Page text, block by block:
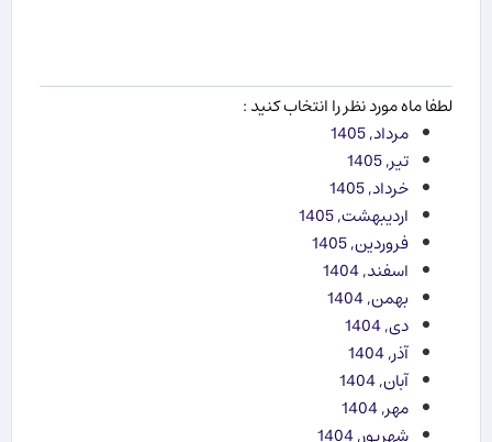
لطفا ماه مورد نظر را انتخاب کنید :
مرداد, 1405
تیر, 1405
خرداد, 1405
اردیبهشت, 1405
فروردین, 1405
اسفند, 1404
بهمن, 1404
دی, 1404
آذر, 1404
آبان, 1404
مهر, 1404
شهریور, 1404